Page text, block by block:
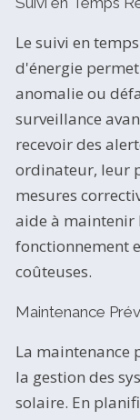
Le suivi en
d'énergie
anomalie ou
surveillance
recevoir des
ordinateur, leur
mesures
aide à maintenir
fonctionnement
coûteuses.
Maintenance
La maintenance
la gestion des
solaire. En